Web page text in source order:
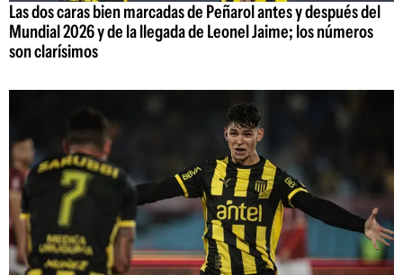
Las dos caras bien marcadas de Peñarol antes y después del
Mundial 2026 y de la llegada de Leonel Jaime; los números
son clarísimos